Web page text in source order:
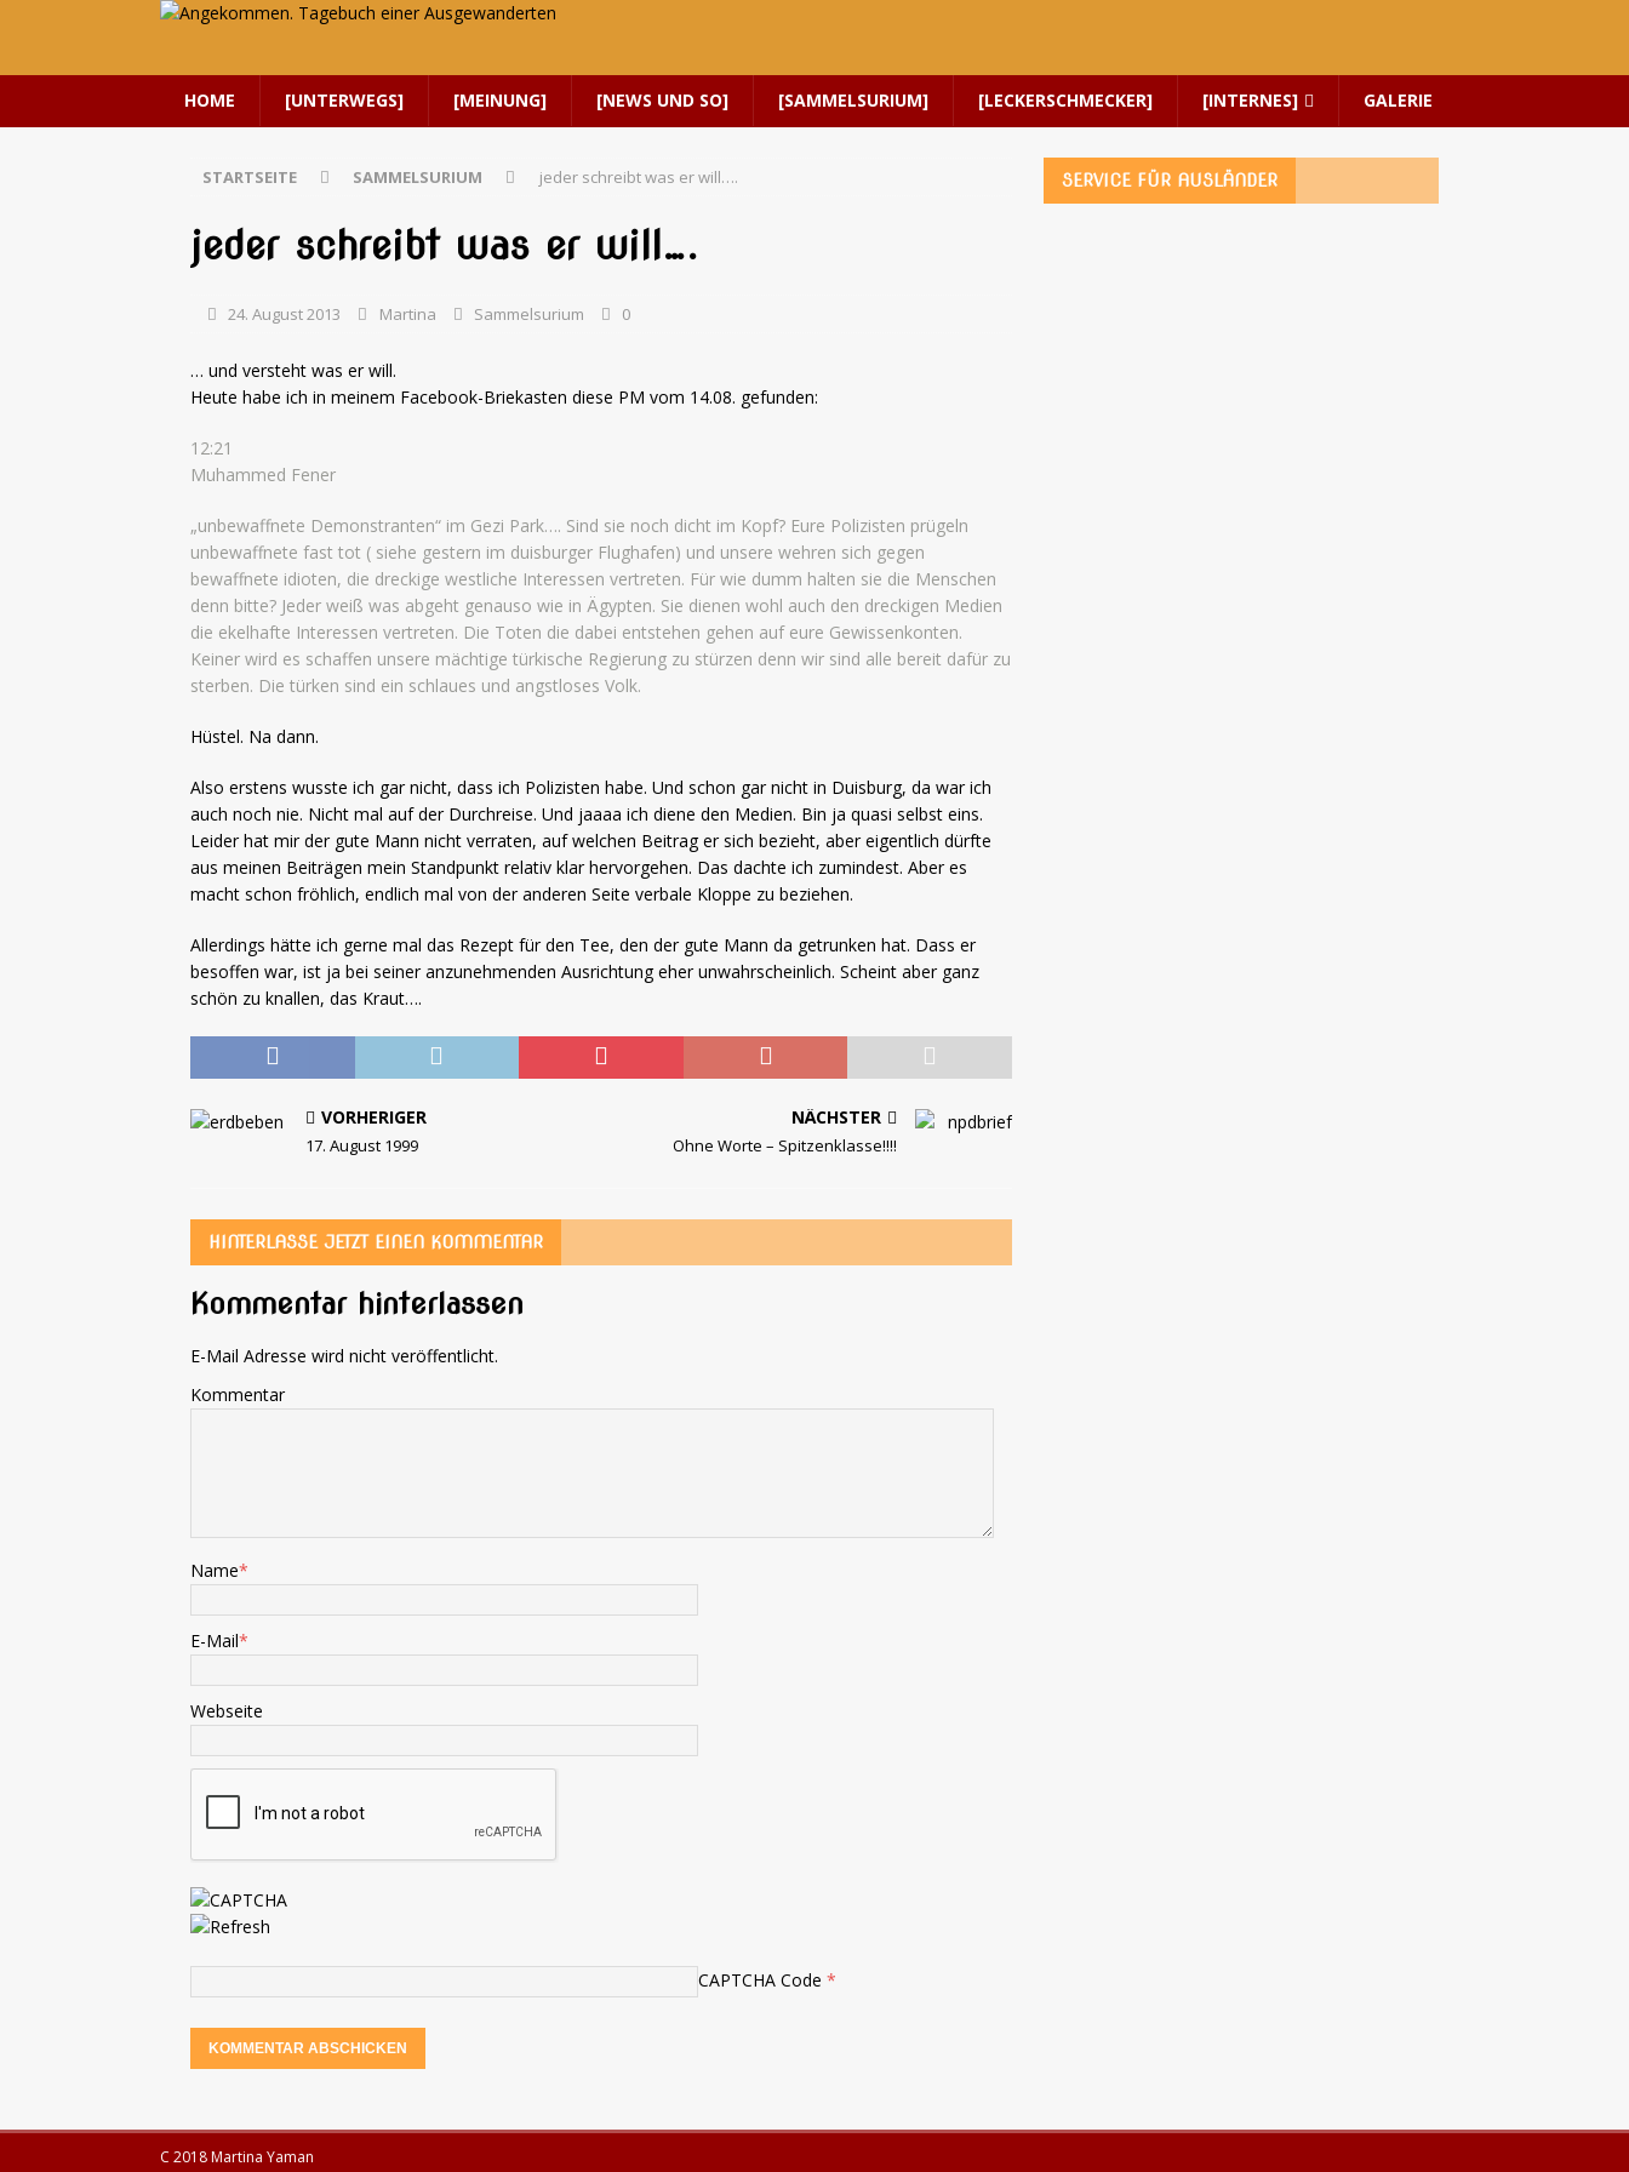
HOME [UNTERWEGS] [MEINUNG] [NEWS UND SO] [SAMMELSURIUM] [LECKERSCHMECKER] [INTERNES] GALERIE
STARTSEITE SAMMELSURIUM jeder schreibt was er will….
jeder schreibt was er will….
24. August 2013 Martina Sammelsurium 0
… und versteht was er will.
Heute habe ich in meinem Facebook-Briekasten diese PM vom 14.08. gefunden:
12:21
Muhammed Fener
„unbewaffnete Demonstranten“ im Gezi Park…. Sind sie noch dicht im Kopf? Eure Polizisten prügeln
unbewaffnete fast tot ( siehe gestern im duisburger Flughafen) und unsere wehren sich gegen
bewaffnete idioten, die dreckige westliche Interessen vertreten. Für wie dumm halten sie die Menschen
denn bitte? Jeder weiß was abgeht genauso wie in Ägypten. Sie dienen wohl auch den dreckigen Medien
die ekelhafte Interessen vertreten. Die Toten die dabei entstehen gehen auf eure Gewissenkonten.
Keiner wird es schaffen unsere mächtige türkische Regierung zu stürzen denn wir sind alle bereit dafür zu
sterben. Die türken sind ein schlaues und angstloses Volk.
Hüstel. Na dann.
Also erstens wusste ich gar nicht, dass ich Polizisten habe. Und schon gar nicht in Duisburg, da war ich
auch noch nie. Nicht mal auf der Durchreise. Und jaaaa ich diene den Medien. Bin ja quasi selbst eins.
Leider hat mir der gute Mann nicht verraten, auf welchen Beitrag er sich bezieht, aber eigentlich dürfte
aus meinen Beiträgen mein Standpunkt relativ klar hervorgehen. Das dachte ich zumindest. Aber es
macht schon fröhlich, endlich mal von der anderen Seite verbale Kloppe zu beziehen.
Allerdings hätte ich gerne mal das Rezept für den Tee, den der gute Mann da getrunken hat. Dass er
besoffen war, ist ja bei seiner anzunehmenden Ausrichtung eher unwahrscheinlich. Scheint aber ganz
schön zu knallen, das Kraut….
VORHERIGER
17. August 1999
NÄCHSTER
Ohne Worte – Spitzenklasse!!!!
HINTERLASSE JETZT EINEN KOMMENTAR
Kommentar hinterlassen
E-Mail Adresse wird nicht veröffentlicht.
Kommentar
Name*
E-Mail*
Webseite
CAPTCHA Code *
SERVICE FÜR AUSLÄNDER
C 2018 Martina Yaman